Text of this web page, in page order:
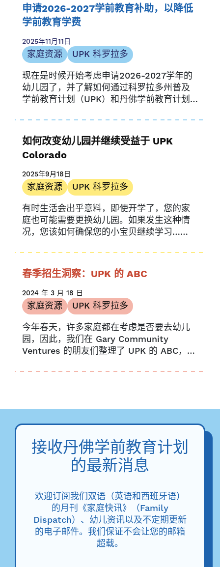
年报
社区资源
家庭资源
家庭故事
媒体提及
通讯
机会与途径
新闻稿
提供商资源
供应商故事
研究
申请2026-2027学前教育补助，以降低
学前教育学费
2025年11月11日
家庭资源
UPK 科罗拉多
现在是时候开始考虑申请2026-2027学年的
幼儿园了，并了解如何通过科罗拉多州普及
学前教育计划（UPK）和丹佛学前教育计划
如何改变幼儿园并继续受益于 UPK
Colorado
2025年9月18日
家庭资源
UPK 科罗拉多
有时生活会出乎意料，即使开学了，您的家
庭也可能需要更换幼儿园。如果发生这种情
况，您该如何确保您的小宝贝继续学习……
春季招生洞察：UPK 的 ABC
2024 年 3 月 18 日
家庭资源
UPK 科罗拉多
今年春天，许多家庭都在考虑是否要去幼儿
园，因此，我们在 Gary Community
Ventures 的朋友们整理了 UPK 的 ABC，以
接收丹佛学前教育计划
的最新消息
欢迎订阅我们双语（英语和西班牙语）
的月刊《家庭快讯》（Family
Dispatch）、幼儿资讯以及不定期更新
的电子邮件。我们保证不会让您的邮箱
超载。